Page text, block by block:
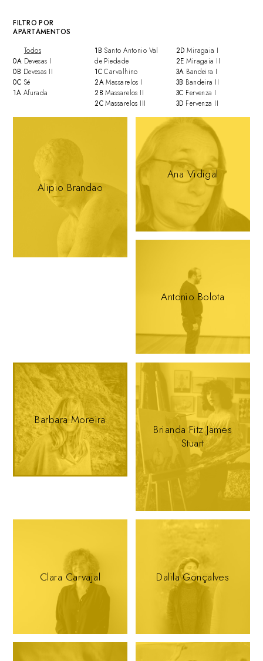
FILTRO POR
APARTAMENTOS
Todos
0A Devesas I
0B Devesas II
0C Sé
1A Afurada
1B Santo Antonio Val
de Piedade
1CCarvalhino
2AMassarelos I
2B Massarelos II
2CMassarelos III
2D Miragaia I
2E Miragaia II
3A Bandeira I
3B Bandeira II
3C Fervenza I
3D Fervenza II
Alipio Brandao
Ana Vidigal
Antonio Bolota
Barbara Moreira
Brianda Fitz James
Stuart
Clara Carvajal Dalila Gonçalves